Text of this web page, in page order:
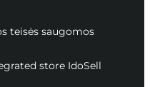
teisės saugomos